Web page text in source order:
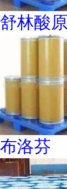
舒林酸
布洛芬